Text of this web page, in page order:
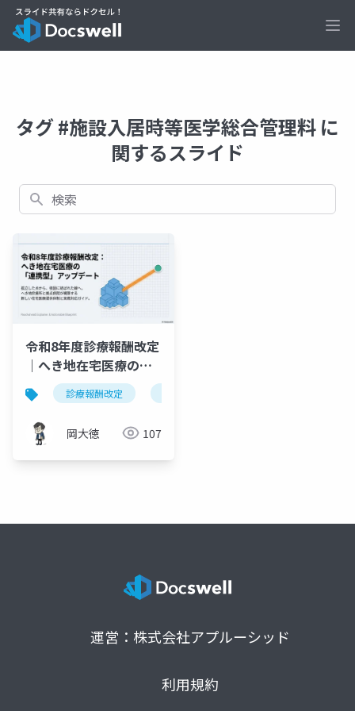
タグ #施設入居時等医学総合管理料 に
関するスライド
検索
令和8年度診療報酬改定
｜へき地在宅医療の
「連携型」アップデー
ト
診療報酬改定
岡大徳 107
運営：株式会社アプルーシッド
利用規約